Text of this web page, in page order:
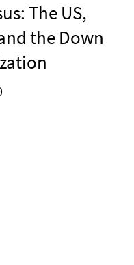
The US,
the Down